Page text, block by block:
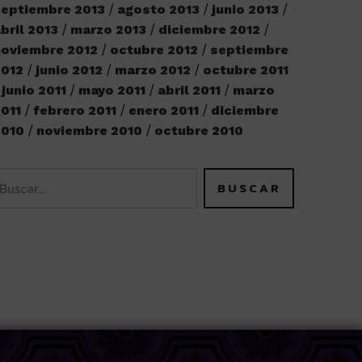
2013 agosto 2013
junio 2013
2013
marzo 2013
diciembre 2012
2012
octubre 2012
septiembre
junio 2012 marzo 2012
octubre 2011
junio 2011
mayo 2011 abril 2011
marzo
febrero 2011 enero 2011
diciembre
noviembre 2010 octubre 2010